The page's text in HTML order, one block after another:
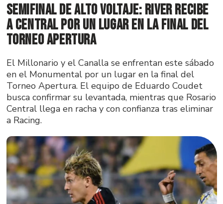
Semifinal de alto voltaje: River recibe
a Central por un lugar en la final del
Torneo Apertura
El Millonario y el Canalla se enfrentan este sábado
en el Monumental por un lugar en la final del
Torneo Apertura. El equipo de Eduardo Coudet
busca confirmar su levantada, mientras que Rosario
Central llega en racha y con confianza tras eliminar
a Racing.